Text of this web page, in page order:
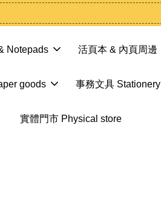
Notepads 活頁本 & 內頁周邊
goods 事務文具 Stationery
實體門市 Physical store